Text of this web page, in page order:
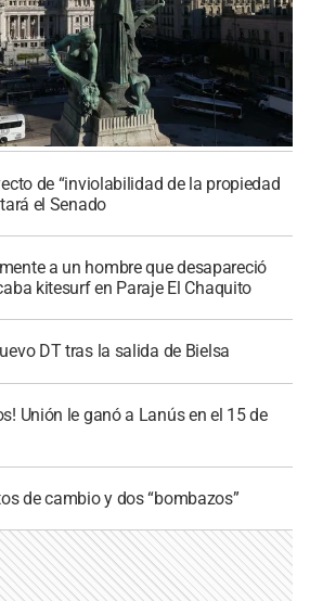
de “inviolabilidad de la propiedad
el Senado
a un hombre que desapareció
kitesurf en Paraje El Chaquito
DT tras la salida de Bielsa
Unión le ganó a Lanús en el 15 de
de cambio y dos “bombazos”